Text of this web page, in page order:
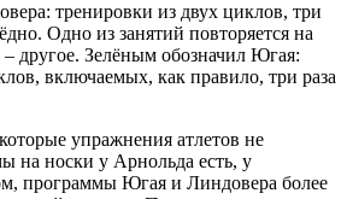
тренировки из двух циклов, три
Одно из занятий повторяется на
другое. Зелёным обозначил Югая:
включаемых, как правило, три раза
упражнения атлетов не
на носки у Арнольда есть, у
программы Югая и Линдовера более